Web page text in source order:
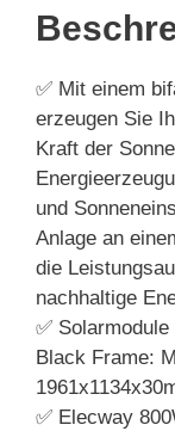
✅ Mit einem
erzeugen Sie
Kraft der
und
Anlage an
die
nachhaltige
✅
Black Frame:
✅ Elecway